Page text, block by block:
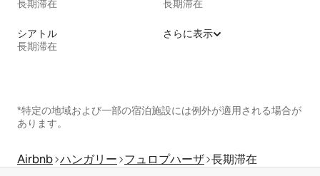
長期滞在 長期滞在
シアトル
長期滞在
さらに表示
*特定の地域および一部の宿泊施設には例外が適用される場合が
あります。
Airbnb ハンガリー フュロプハーザ 長期滞在